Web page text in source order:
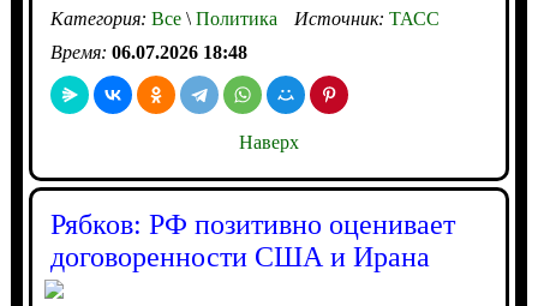
Категория: Все\Политика Источник: ТАСС
Время: 06.07.2026 18:48
Наверх
Рябков: РФ позитивно оценивает
договоренности США и Ирана